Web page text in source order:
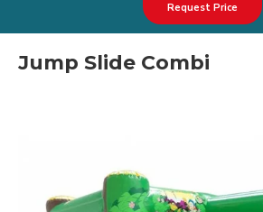
Request Price
Jump Slide Combi